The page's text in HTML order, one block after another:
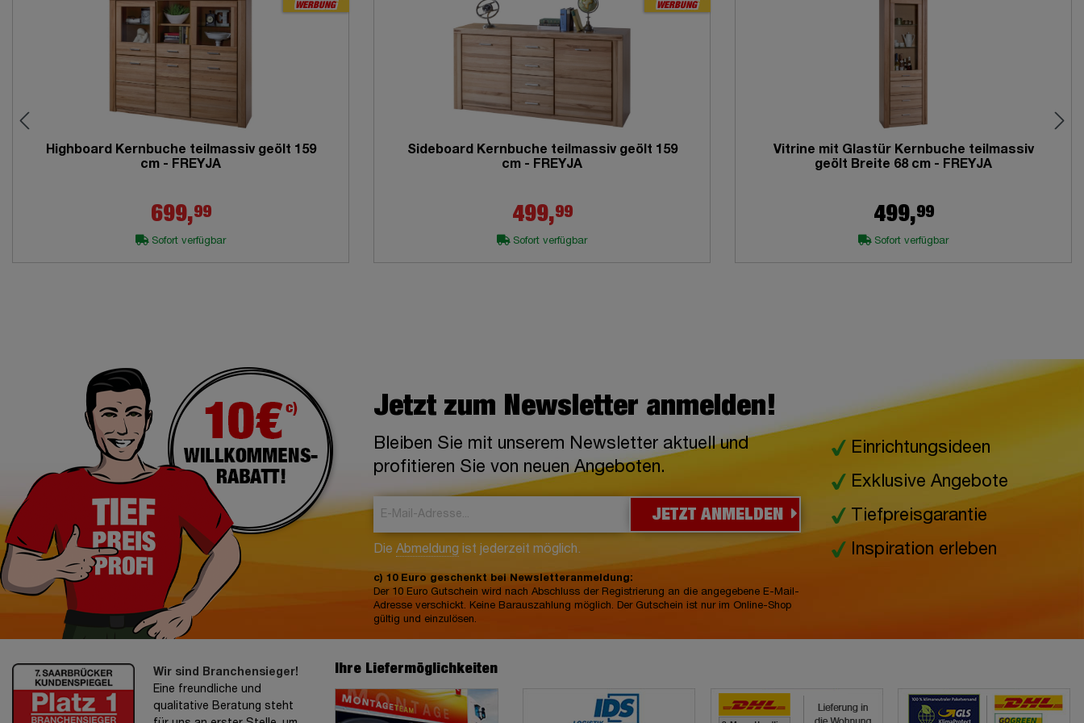
WERBUNG
Highboard Kernbuche teilmassiv geölt 159
cm - FREYJA
699,99
Sofort verfügbar
WERBUNG
Sideboard Kernbuche teilmassiv geölt 159
cm - FREYJA
499,99
Sofort verfügbar
Vitrine mit Glastür Kernbuche teilmassiv
geölt Breite 68 cm - FREYJA
499,99
Sofort verfügbar
Jetzt zum Newsletter anmelden!
Bleiben Sie mit unserem Newsletter aktuell und
profitieren Sie von neuen Angeboten.
JETZT ANMELDEN
Die Abmeldung ist jederzeit möglich.
c) 10 Euro geschenkt bei Newsletteranmeldung:
Der 10 Euro Gutschein wird nach Abschluss der Registrierung an die angegebene E-Mail-
Adresse verschickt. Keine Barauszahlung möglich. Der Gutschein ist nur im Online-Shop
gültig und einzulösen.
Einrichtungsideen
Exklusive Angebote
Tiefpreisgarantie
Inspiration erleben
Wir sind Branchensieger!
Eine freundliche und
qualitative Beratung steht
Ihre Liefermöglichkeiten